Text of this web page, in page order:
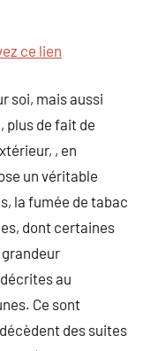
ce lien
soi, mais aussi
plus de fait de
, en
un véritable
la fumée de tabac
dont certaines
grandeur
au
Ce sont
des suites